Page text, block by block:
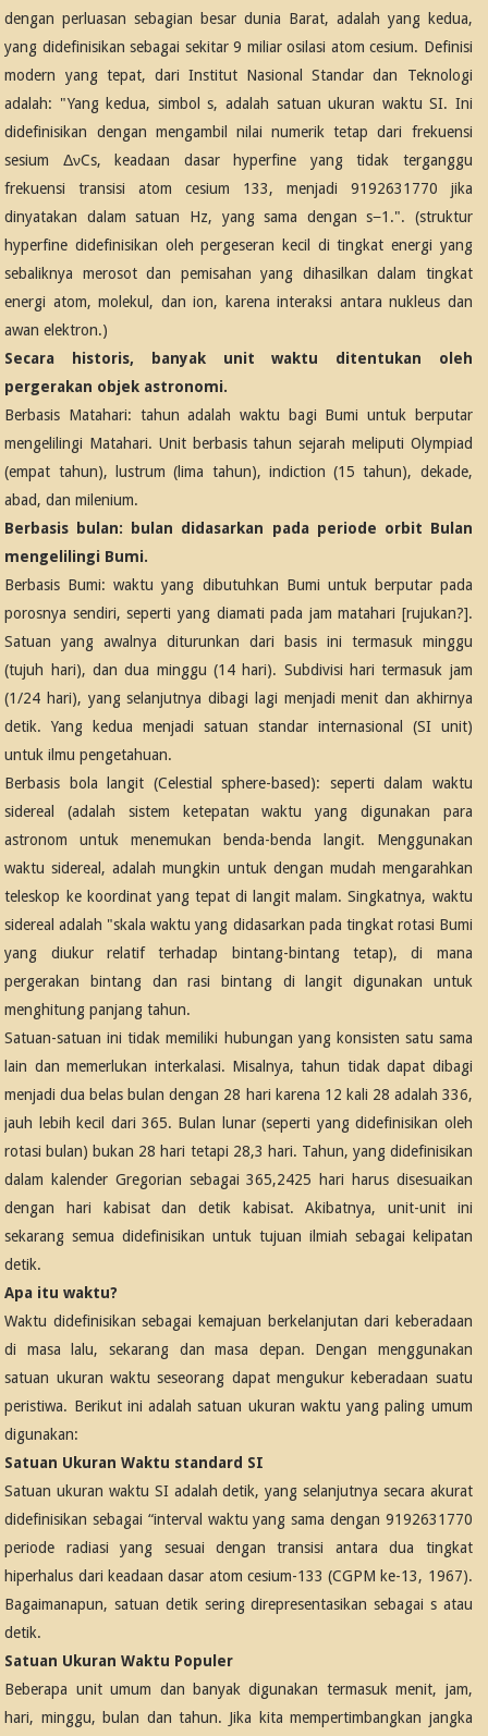
dengan perluasan sebagian besar dunia Barat, adalah yang kedua,
yang didefinisikan sebagai sekitar 9 miliar osilasi atom cesium. Definisi
modern yang tepat, dari Institut Nasional Standar dan Teknologi
adalah: "Yang kedua, simbol s, adalah satuan ukuran waktu SI. Ini
didefinisikan dengan mengambil nilai numerik tetap dari frekuensi
sesium ΔνCs, keadaan dasar hyperfine yang tidak terganggu
frekuensi transisi atom cesium 133, menjadi 9192631770 jika
dinyatakan dalam satuan Hz, yang sama dengan s−1.". (struktur
hyperfine didefinisikan oleh pergeseran kecil di tingkat energi yang
sebaliknya merosot dan pemisahan yang dihasilkan dalam tingkat
energi atom, molekul, dan ion, karena interaksi antara nukleus dan
awan elektron.)
Secara historis, banyak unit waktu ditentukan oleh
pergerakan objek astronomi.
Berbasis Matahari: tahun adalah waktu bagi Bumi untuk berputar
mengelilingi Matahari. Unit berbasis tahun sejarah meliputi Olympiad
(empat tahun), lustrum (lima tahun), indiction (15 tahun), dekade,
abad, dan milenium.
Berbasis bulan: bulan didasarkan pada periode orbit Bulan
mengelilingi Bumi.
Berbasis Bumi: waktu yang dibutuhkan Bumi untuk berputar pada
porosnya sendiri, seperti yang diamati pada jam matahari [rujukan?].
Satuan yang awalnya diturunkan dari basis ini termasuk minggu
(tujuh hari), dan dua minggu (14 hari). Subdivisi hari termasuk jam
(1/24 hari), yang selanjutnya dibagi lagi menjadi menit dan akhirnya
detik. Yang kedua menjadi satuan standar internasional (SI unit)
untuk ilmu pengetahuan.
Berbasis bola langit (Celestial sphere-based): seperti dalam waktu
sidereal (adalah sistem ketepatan waktu yang digunakan para
astronom untuk menemukan benda-benda langit. Menggunakan
waktu sidereal, adalah mungkin untuk dengan mudah mengarahkan
teleskop ke koordinat yang tepat di langit malam. Singkatnya, waktu
sidereal adalah "skala waktu yang didasarkan pada tingkat rotasi Bumi
yang diukur relatif terhadap bintang-bintang tetap), di mana
pergerakan bintang dan rasi bintang di langit digunakan untuk
menghitung panjang tahun.
Satuan-satuan ini tidak memiliki hubungan yang konsisten satu sama
lain dan memerlukan interkalasi. Misalnya, tahun tidak dapat dibagi
menjadi dua belas bulan dengan 28 hari karena 12 kali 28 adalah 336,
jauh lebih kecil dari 365. Bulan lunar (seperti yang didefinisikan oleh
rotasi bulan) bukan 28 hari tetapi 28,3 hari. Tahun, yang didefinisikan
dalam kalender Gregorian sebagai 365,2425 hari harus disesuaikan
dengan hari kabisat dan detik kabisat. Akibatnya, unit-unit ini
sekarang semua didefinisikan untuk tujuan ilmiah sebagai kelipatan
detik.
Apa itu waktu?
Waktu didefinisikan sebagai kemajuan berkelanjutan dari keberadaan
di masa lalu, sekarang dan masa depan. Dengan menggunakan
satuan ukuran waktu seseorang dapat mengukur keberadaan suatu
peristiwa. Berikut ini adalah satuan ukuran waktu yang paling umum
digunakan:
Satuan Ukuran Waktu standard SI
Satuan ukuran waktu SI adalah detik, yang selanjutnya secara akurat
didefinisikan sebagai “interval waktu yang sama dengan 9192631770
periode radiasi yang sesuai dengan transisi antara dua tingkat
hiperhalus dari keadaan dasar atom cesium-133 (CGPM ke-13, 1967).
Bagaimanapun, satuan detik sering direpresentasikan sebagai s atau
detik.
Satuan Ukuran Waktu Populer
Beberapa unit umum dan banyak digunakan termasuk menit, jam,
hari, minggu, bulan dan tahun. Jika kita mempertimbangkan jangka